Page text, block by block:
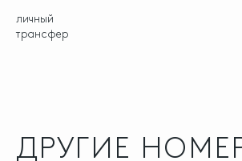
личный
трансфер
ДРУГИЕ